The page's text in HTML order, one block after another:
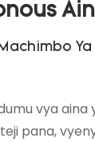
vya
pana,